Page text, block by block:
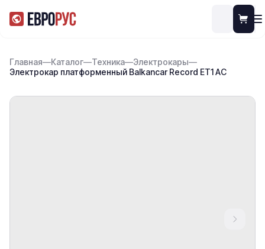
Главная—Каталог—Техника—Электрокары—
Электрокар платформенный Balkancar Record ET1 AC